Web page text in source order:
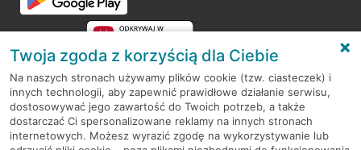
RODO
Regulamin serwisu
Twoja zgoda z korzyścią dla Ciebie
Na naszych stronach używamy plików cookie (tzw. ciasteczek) i
innych technologii, aby zapewnić prawidłowe działanie serwisu,
dostosowywać jego zawartość do Twoich potrzeb, a także
dostarczać Ci spersonalizowane reklamy na innych stronach
internetowych. Możesz wyrazić zgodę na wykorzystywanie lub